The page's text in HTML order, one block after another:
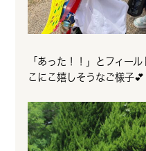
「あった！！」とフィー
こにこ嬉しそうなご様子💕